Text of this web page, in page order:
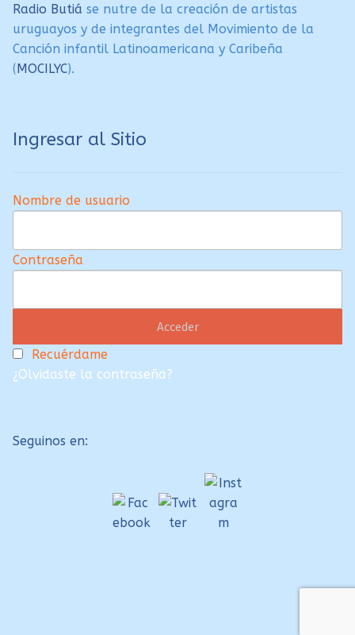
Radio Butiá se nutre de la creación de artistas
uruguayos y de integrantes del Movimiento de la
Canción infantil Latinoamericana y Caribeña
(MOCILYC).
Ingresar al Sitio
Nombre de usuario
Contraseña
Recuérdame
¿Olvidaste la contraseña?
Seguinos en: